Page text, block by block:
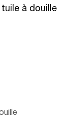
à douille